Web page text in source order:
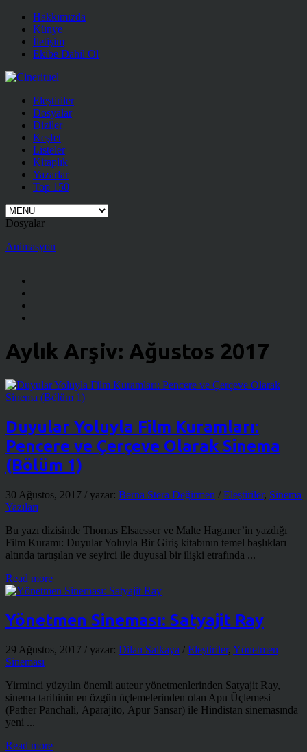
Hakkımızda
Künye
İletişim
Ekibe Dahil Ol
Eleştiriler
Dosyalar
Diziler
Keşfet
Listeler
Kitaplık
Yazarlar
Top 150
Dosyalar
Animasyon
Aylık Arşiv: Ağustos 2017
Duyular Yoluyla Film Kuramları:
Pencere ve Çerçeve Olarak Sinema
(Bölüm 1)
30 Ağustos, 2017 / yazar: Berna Stera Değirmen / Eleştiriler, Sinema
Yazıları
Bu yazı dizisinde Thomas Elsaesser ve Malte Haganer’in yazdığı
Film Kuramı: Duyular Yoluyla Bir Giriş kitabının temel başlıkları
altında tartışılan ve seyirci ile duyusal bir ilişki etrafında ...
Read more
Yönetmen Sineması: Satyajit Ray
29 Ağustos, 2017 / yazar: Dilan Salkaya / Eleştiriler, Yönetmen
Sineması
Yirminci yüzyılın önemli auteur yönetmenlerinden Satyajit Ray,
sinema tarihinin en özgün üçlemelerinden olan Apu Üçlemesi
(Pather Panchali, Aparajito, Apur Sansar) ile Hindistan sinemasında
yeni ...
Read more